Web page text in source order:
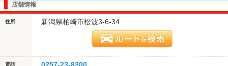
店舗情報
住所 新潟県柏崎市松波3-6-34
電話